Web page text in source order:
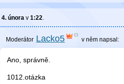
4. února v 1:22
Lacko5 v něm napsal:
Ano, správně.
1012.otázka